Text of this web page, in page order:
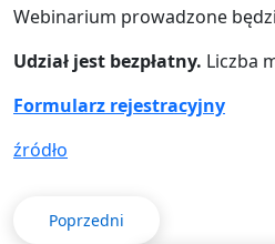
Webinarium prowadzone
Udział jest bezpłatny. Liczba
Formularz rejestracyjny
źródło
Poprzedni